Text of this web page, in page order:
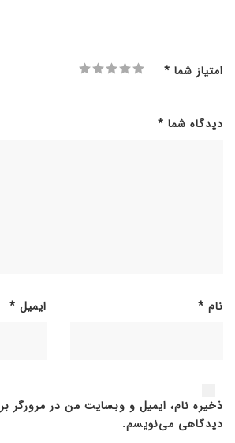
امتیاز شما *
دیدگاه شما *
نام * ایمیل *
ذخیره نام، ایمیل و وبسایت من در مرورگر
دیدگاهی می‌نویسم.